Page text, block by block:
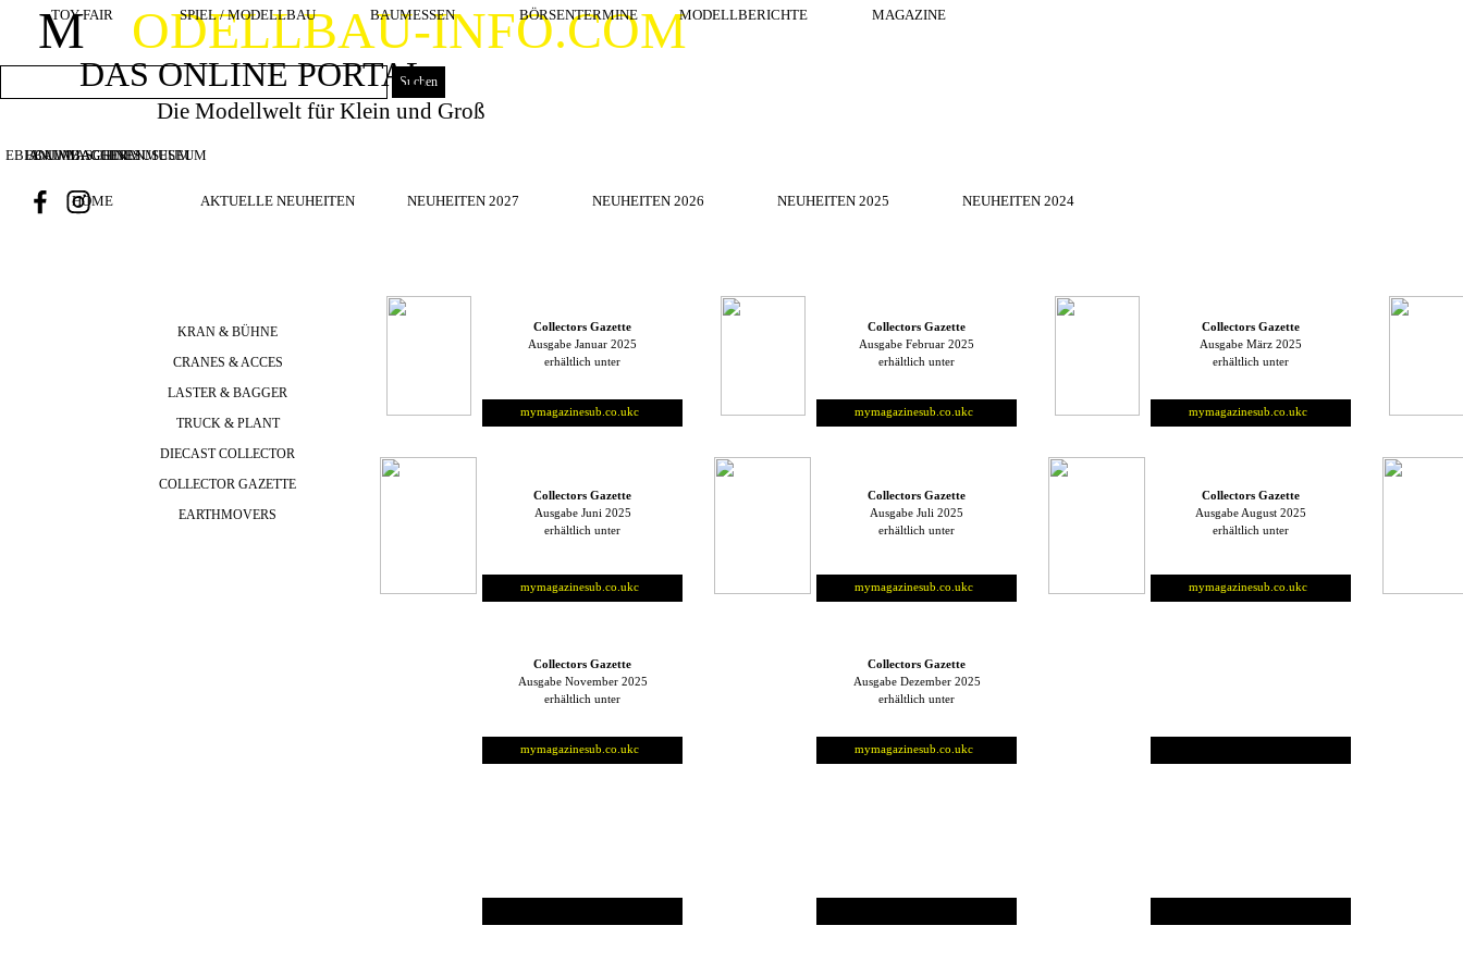
Direkt zum SeiteninhaltODELLBAU-INFO.COM
M
TOY FAIR SPIEL / MODELLBAU BAUMESSEN BÖRSENTERMINE ▼
MODELLBERICHTE MAGAZINE
DAS ONLINE PORTAL
Suchen
Die Modellwelt für Klein und Groß
BOUWMACHINES
BAUMASCHINENMUSEUM
EBIANUMBAGGERMUSEUM
HOME AKTUELLE NEUHEITEN NEUHEITEN 2027 ▼
NEUHEITEN 2026 ▼
NEUHEITEN 2025 ▼
NEUHEITEN 2024
KRAN & BÜHNE
CRANES & ACCES
LASTER & BAGGER
TRUCK & PLANT
DIECAST COLLECTOR
COLLECTOR GAZETTE
EARTHMOVERS
Collectors Gazette
Ausgabe Januar 2025
erhältlich unter
Collectors Gazette
Ausgabe Februar 2025
erhältlich unter
Collectors Gazette
Ausgabe März 2025
erhältlich unter
mymagazinesub.co.ukco mymagazinesub.co.ukco mymagazinesub.co.ukco
Collectors Gazette
Ausgabe Juni 2025
erhältlich unter
Collectors Gazette
Ausgabe Juli 2025
erhältlich unter
Collectors Gazette
Ausgabe August 2025
erhältlich unter
mymagazinesub.co.ukco mymagazinesub.co.ukco mymagazinesub.co.ukco
Collectors Gazette
Ausgabe November 2025
erhältlich unter
Collectors Gazette
Ausgabe Dezember 2025
erhältlich unter
mymagazinesub.co.ukco mymagazinesub.co.ukco